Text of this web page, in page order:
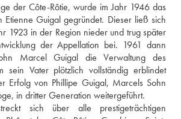
der Côte-Rôtie, wurde im Jahr 1946 das
Etienne Guigal gegründet. Dieser ließ sich
1923 in der Region nieder und trug später
der Appellation bei. 1961 dann
Marcel Guigal die Verwaltung des
sein Vater plötzlich vollständig erblindet
Erfolg von Phillipe Guigal, Marcels Sohn
in dritter Generation weitergeführt.
sich über alle prestigeträchtigen